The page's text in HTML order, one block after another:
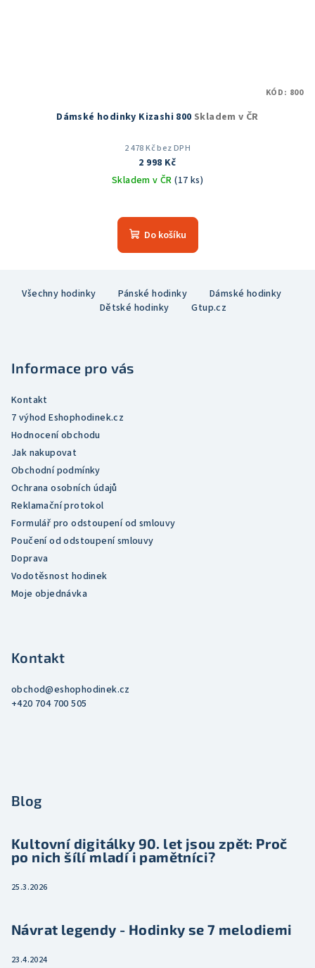
Dámské hodinky Kizashi 800 Skladem v ČR
2 478 Kč bez DPH
2 998 Kč
Skladem v ČR(17 ks)
hodnocení
produktu
hvězdiček.
Do košíku
KÓD: 800
Všechny hodinky Pánské hodinky
Dámské hodinky
Dětské hodinky
Gtup.cz
Informace pro vás
Kontakt
7 výhod Eshophodinek.cz
Hodnocení obchodu
Jak nakupovat
Obchodní podmínky
Ochrana osobních údajů
Reklamační protokol
Formulář pro odstoupení od smlouvy
Poučení od odstoupení smlouvy
Doprava
Vodotěsnost hodinek
Moje objednávka
Kontakt
obchod@eshophodinek.cz
+420 704 700 505
Blog
Kultovní digitálky 90. let jsou zpět: Proč
po nich šílí mladí i pamětníci?
25.3.2026
Návrat legendy - Hodinky se 7 melodiemi
23.4.2024